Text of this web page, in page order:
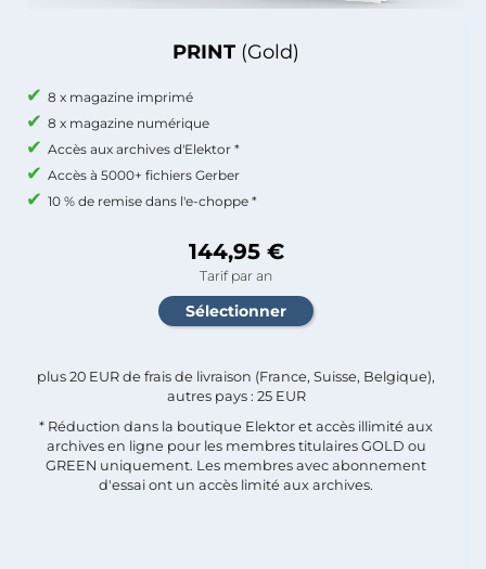
PRINT (Gold)
8 x magazine imprimé
8 x magazine numérique
Accès aux archives d'Elektor *
Accès à 5000+ fichiers Gerber
10 % de remise dans l'e-choppe *
144,95 €
Tarif par an
plus 20 EUR de frais de livraison (France, Suisse, Belgique),
autres pays : 25 EUR
* Réduction dans la boutique Elektor et accès illimité aux
archives en ligne pour les membres titulaires GOLD ou
GREEN uniquement. Les membres avec abonnement
d'essai ont un accès limité aux archives.